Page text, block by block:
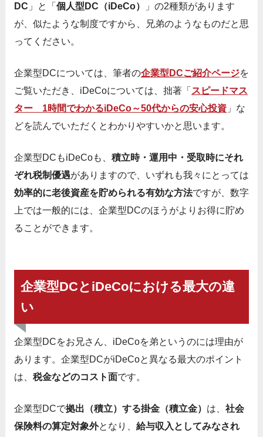
DC 」と「 個人型DC（iDeCo）
」の2種類があります
が、似たような制度ですから、兄弟のようなものだと思
ってください。
企業型DCについては、筆者の企業型DCご紹介ページを
ご覧いただき、iDeCoについては、拙著「 スピードマス
ター 1時間でわかるiDeCo～50代からの安心投資」な
どを読んでいただくとわかりやすいかと思います。
企業型DCもiDeCoも、 積立時・運用中・受取時にそれ
ぞれ税制優遇がありますので、いずれも我々にとっては
効率的に老後資産を貯められる有効な方法ですが、数字
上では一般的には、企業型DCのほうがよりお得に貯め
ることができます。
企業型DCとiDeCoにおける最大の違
い
企業型DCをお兄さん、iDeCoを弟というのには理由が
あります。企業型DCがiDeCoと異なる最大のポイント
は、 税金などのコスト面です。
企業型DCで拠出（積立）する掛金（積立金） は、 社会
保険料の算定対象外となり、 給与収入としてみなされ